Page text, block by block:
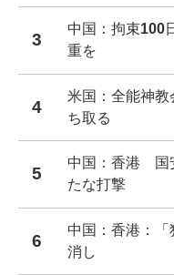
3
中国：拘束100
重を
4
米国：全能神教
ち取る
5
中国：香港 国
たな打撃
6
中国：香港：
消し